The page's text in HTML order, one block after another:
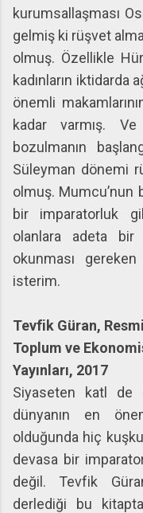
kurumsallaşması
gelmiş ki rüşvet
olmuş. Özellikle
kadınların iktidarda
önemli
kadar varmış.
bozulmanın
Süleyman dönemi
olmuş. Mumcu’nun
bir imparatorluk
olanlara adeta bir
okunması
isterim.
Tevfik Güran,
Toplum ve
Yayınları, 2017
Siyaseten katl de
dünyanın en
olduğunda hiç
devasa bir
değil. Tevfik
derlediği bu